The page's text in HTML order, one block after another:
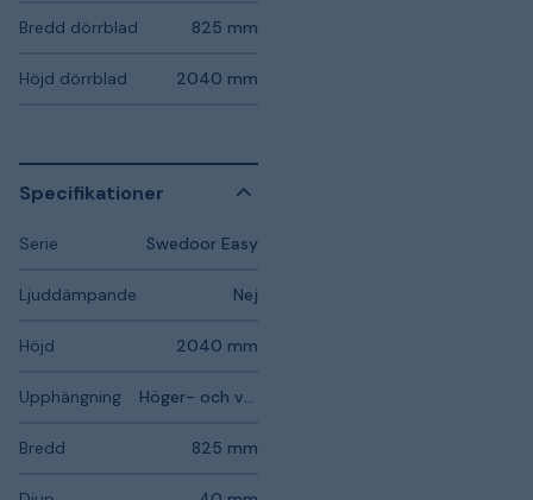
Bredd dörrblad 825 mm
Höjd dörrblad 2040 mm
Specifikationer
Serie Swedoor Easy
Ljuddämpande Nej
Höjd 2040 mm
Upphängning Höger- och vänsterhängd
Bredd 825 mm